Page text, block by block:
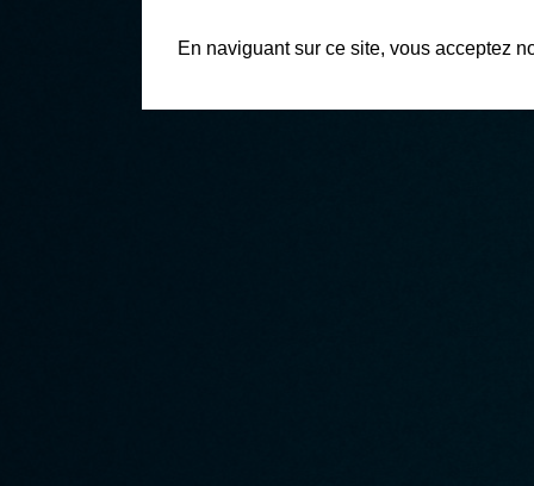
En naviguant sur ce site, vous acceptez